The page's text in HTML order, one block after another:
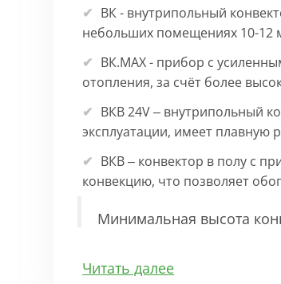
ВК - внутрипольный
небольших помещениях 10-12
ВК.МАХ - прибор с
отопления, за счёт более
ВКВ 24V – внутрипольный
эксплуатации, имеет плавную
ВКВ – конвектор в полу с
конвекцию, что позволяет
Минимальная высота
Особенности:
Читать далее